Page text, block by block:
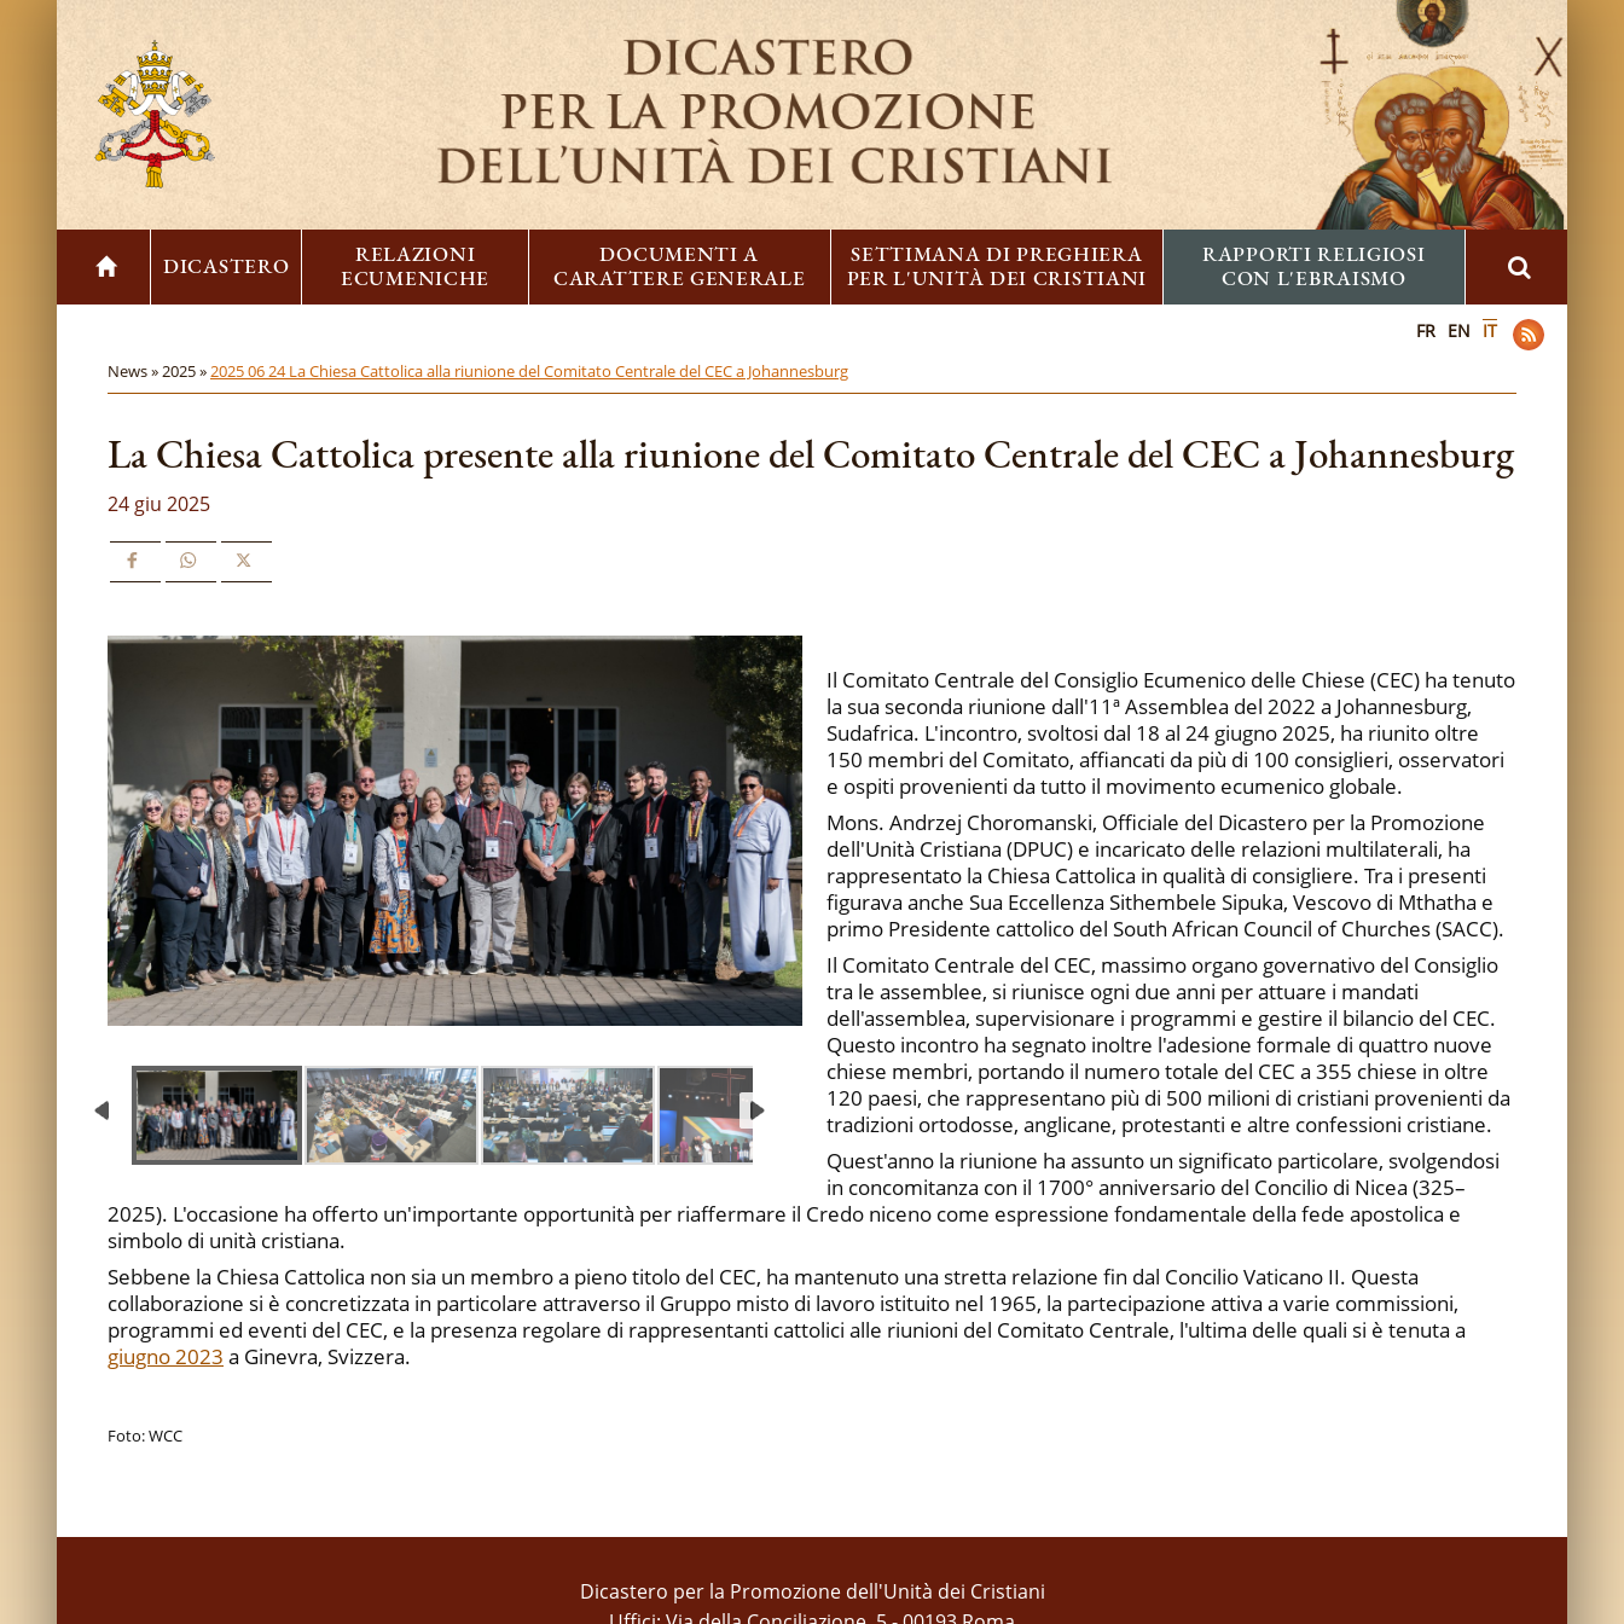
DICASTERO
RELAZIONI
ECUMENICHE
DOCUMENTI A
CARATTERE GENERALE
SETTIMANA DI PREGHIERA
PER L'UNITÀ DEI CRISTIANI
RAPPORTI RELIGIOSI
CON L'EBRAISMO
FR EN IT
News »2025 »2025 06 24 La Chiesa Cattolica alla riunione del Comitato Centrale del CEC a Johannesburg
La Chiesa Cattolica presente alla riunione del Comitato Centrale del CEC a Johannesburg
24 giu 2025
Il Comitato Centrale del Consiglio Ecumenico delle Chiese (CEC) ha tenuto
la sua seconda riunione dall'11ª Assemblea del 2022 a Johannesburg,
Sudafrica. L'incontro, svoltosi dal 18 al 24 giugno 2025, ha riunito oltre
150 membri del Comitato, affiancati da più di 100 consiglieri, osservatori
e ospiti provenienti da tutto il movimento ecumenico globale.
Mons. Andrzej Choromanski, Officiale del Dicastero per la Promozione
dell'Unità Cristiana (DPUC) e incaricato delle relazioni multilaterali, ha
rappresentato la Chiesa Cattolica in qualità di consigliere. Tra i presenti
figurava anche Sua Eccellenza Sithembele Sipuka, Vescovo di Mthatha e
primo Presidente cattolico del South African Council of Churches (SACC).
Il Comitato Centrale del CEC, massimo organo governativo del Consiglio
tra le assemblee, si riunisce ogni due anni per attuare i mandati
dell'assemblea, supervisionare i programmi e gestire il bilancio del CEC.
Questo incontro ha segnato inoltre l'adesione formale di quattro nuove
chiese membri, portando il numero totale del CEC a 355 chiese in oltre
120 paesi, che rappresentano più di 500 milioni di cristiani provenienti da
tradizioni ortodosse, anglicane, protestanti e altre confessioni cristiane.
Quest'anno la riunione ha assunto un significato particolare, svolgendosi
in concomitanza con il 1700° anniversario del Concilio di Nicea (325–
2025). L'occasione ha offerto un'importante opportunità per riaffermare il Credo niceno come espressione fondamentale della fede apostolica e
simbolo di unità cristiana.
Sebbene la Chiesa Cattolica non sia un membro a pieno titolo del CEC, ha mantenuto una stretta relazione fin dal Concilio Vaticano II. Questa
collaborazione si è concretizzata in particolare attraverso il Gruppo misto di lavoro istituito nel 1965, la partecipazione attiva a varie commissioni,
programmi ed eventi del CEC, e la presenza regolare di rappresentanti cattolici alle riunioni del Comitato Centrale, l'ultima delle quali si è tenuta a
giugno 2023 a Ginevra, Svizzera.
Foto: WCC
Dicastero per la Promozione dell'Unità dei Cristiani